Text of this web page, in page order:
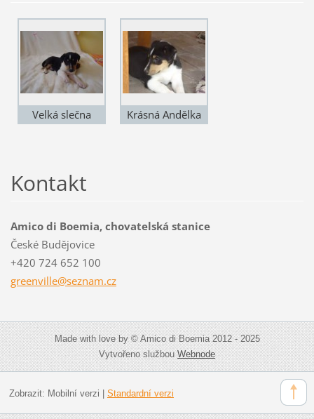
Velká slečna Krásná Andělka
Kontakt
Amico di Boemia, chovatelská stanice
České Budějovice
+420 724 652 100
greenville@seznam.cz
Made with love by © Amico di Boemia 2012 - 2025
Vytvořeno službouWebnode
Zobrazit: Mobilní verzi | Standardní verzi